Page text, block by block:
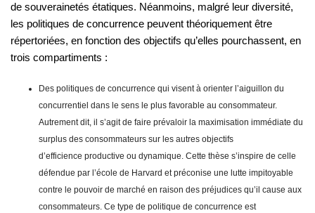
de souverainetés étatiques. Néanmoins, malgré leur diversité,
les politiques de concurrence peuvent théoriquement être
répertoriées, en fonction des objectifs qu’elles pourchassent, en
trois compartiments :
Des politiques de concurrence qui visent à orienter l’aiguillon du
concurrentiel dans le sens le plus favorable au consommateur.
Autrement dit, il s’agit de faire prévaloir la maximisation immédiate du
surplus des consommateurs sur les autres objectifs
d’efficience productive ou dynamique. Cette thèse s’inspire de celle
défendue par l’école de Harvard et préconise une lutte impitoyable
contre le pouvoir de marché en raison des préjudices qu’il cause aux
consommateurs. Ce type de politique de concurrence est